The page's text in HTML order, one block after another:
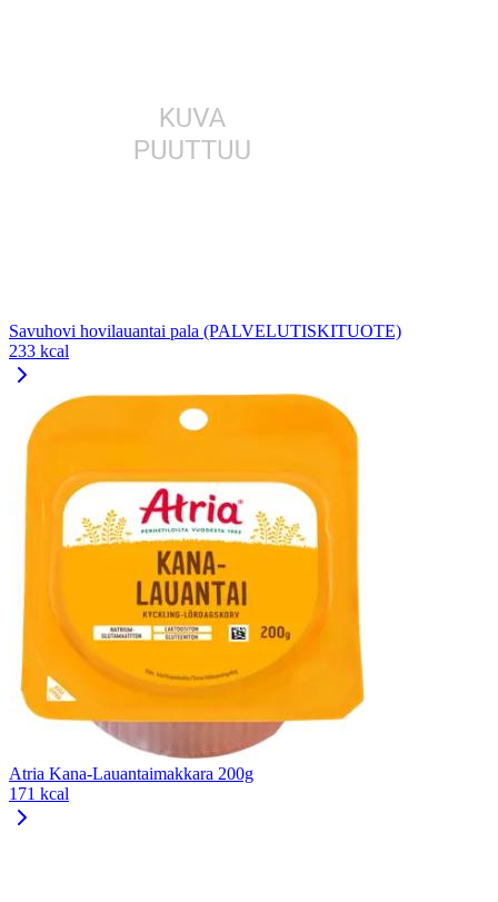
Savuhovi hovilauantai pala (PALVELUTISKITUOTE)
233 kcal
Atria Kana-Lauantaimakkara 200g
171 kcal